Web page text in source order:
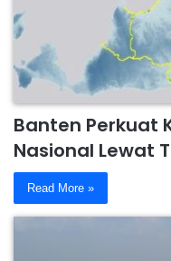
Banten Perkuat
Nasional Lewat
Read More »